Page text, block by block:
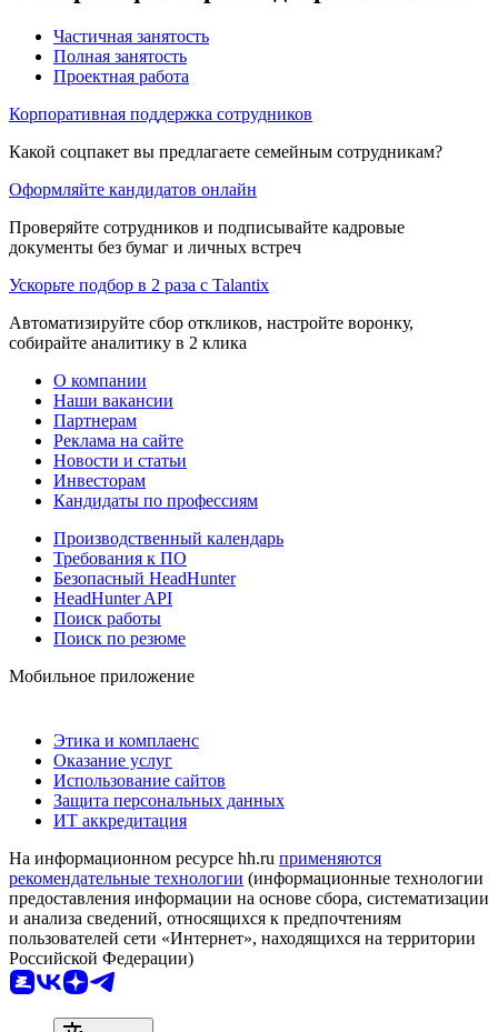
Частичная занятость
Полная занятость
Проектная работа
Корпоративная поддержка сотрудников
Какой соцпакет вы предлагаете семейным сотрудникам?
Оформляйте кандидатов онлайн
Проверяйте сотрудников и подписывайте кадровые
документы без бумаг и личных встреч
Ускорьте подбор в 2 раза с Talantix
Автоматизируйте сбор откликов, настройте воронку,
собирайте аналитику в 2 клика
О компании
Наши вакансии
Партнерам
Реклама на сайте
Новости и статьи
Инвесторам
Кандидаты по профессиям
Производственный календарь
Требования к ПО
Безопасный HeadHunter
HeadHunter API
Поиск работы
Поиск по резюме
Мобильное приложение
Этика и комплаенс
Оказание услуг
Использование сайтов
Защита персональных данных
ИТ аккредитация
На информационном ресурсе hh.ru применяются
рекомендательные технологии (информационные технологии
предоставления информации на основе сбора, систематизации
и анализа сведений, относящихся к предпочтениям
пользователей сети «Интернет», находящихся на территории
Российской Федерации)